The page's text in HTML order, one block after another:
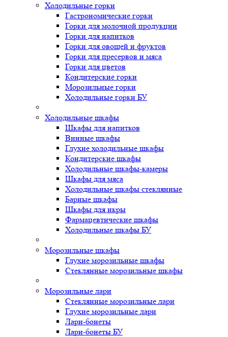
Холодильные горки
Гастрономические горки
Горки для молочной продукции
Горки для напитков
Горки для овощей и фруктов
Горки для пресервов и мяса
Горки для цветов
Кондитерские горки
Морозильные горки
Холодильные горки БУ
Холодильные шкафы
Шкафы для напитков
Винные шкафы
Глухие холодильные шкафы
Кондитерские шкафы
Холодильные шкафы-камеры
Шкафы для мяса
Холодильные шкафы стеклянные
Барные шкафы
Шкафы для икры
Фармацевтические шкафы
Холодильные шкафы БУ
Морозильные шкафы
Глухие морозильные шкафы
Стеклянные морозильные шкафы
Морозильные лари
Стеклянные морозильные лари
Глухие морозильные лари
Лари-бонеты
Лари-бонеты БУ